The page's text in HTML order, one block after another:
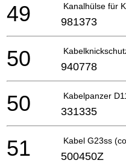
Kanalhülse für
49 981373
50 940778
Kabelpanzer
50 331335
Kabel G23ss
51 500450Z